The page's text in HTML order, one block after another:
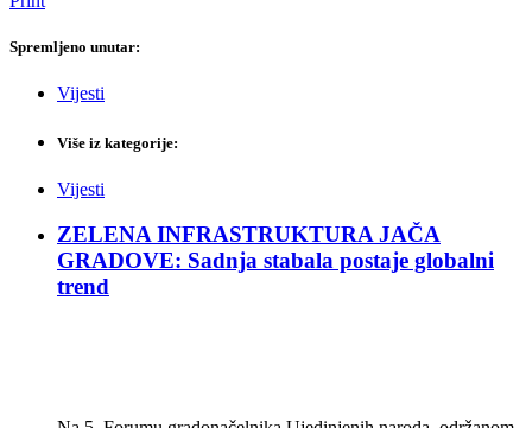
Spremljeno unutar:
Vijesti
Više iz kategorije:
Vijesti
ZELENA INFRASTRUKTURA JAČA
GRADOVE: Sadnja stabala postaje globalni
trend